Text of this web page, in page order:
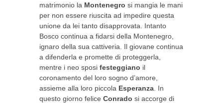
matrimonio la Montenegro si mangia le mani
per non essere riuscita ad impedire questa
unione da lei tanto disapprovata. Intanto
Bosco continua a fidarsi della Montenegro,
ignaro della sua cattiveria. Il giovane continua
a difenderla e promette di proteggerla,
mentre i neo sposi festeggiano il
coronamento del loro sogno d’amore,
assieme alla loro piccola Esperanza . In
questo giorno felice Conrado si accorge di